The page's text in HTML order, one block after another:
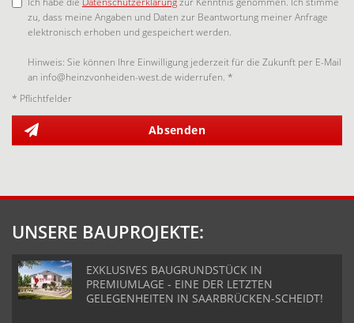
zu, dass meine Angaben und Daten zur Beantwortung meiner Anfrage
elektronisch erhoben und gespeichert werden.
Hinweis: Sie können Ihre Einwilligung jederzeit für die Zukunft per E-Mail
an info@heinzvonheiden-west.de widerrufen. *
* Pflichtfelder
Absenden
UNSERE BAUPROJEKTE:
EXKLUSIVES BAUGRUNDSTÜCK IN
PREMIUMLAGE - EINE DER LETZTEN
GELEGENHEITEN IN SAARBRÜCKEN-SCHEIDT!